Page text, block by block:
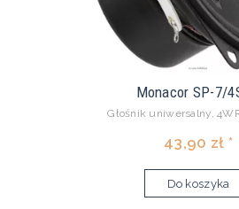
Monacor SP-7/
Głośnik uniwersalny,
43,90 zł *
Do koszyka